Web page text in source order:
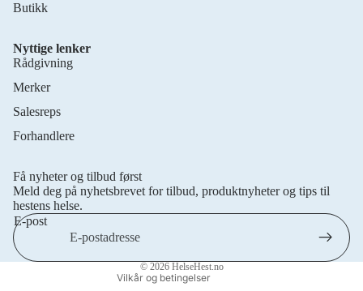
Butikk
Nyttige lenker
Rådgivning
Merker
Salesreps
Forhandlere
Få nyheter og tilbud først
Meld deg på nyhetsbrevet for tilbud, produktnyheter og tips til
hestens helse.
E-post
© 2026 HelseHest.no
Vilkår og betingelser
Personvernerklæring
Retningslinjer for angrerett
Vilkår for bruk